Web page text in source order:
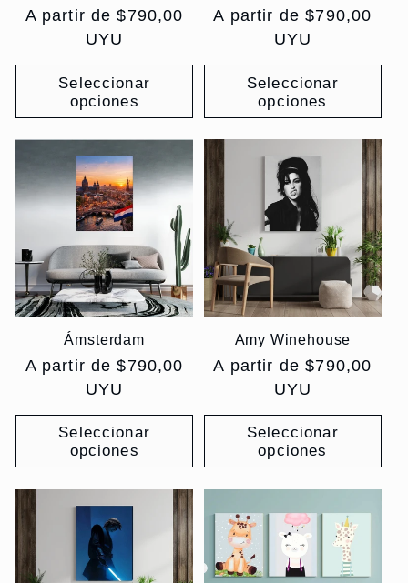
Precio
A partir de $790,00
UYU
Seleccionar
opciones
Precio
A partir de $790,00
UYU
Seleccionar
opciones
Ámsterdam
Precio
A partir de $790,00
UYU
Seleccionar
opciones
Amy Winehouse
Precio
A partir de $790,00
UYU
Seleccionar
opciones